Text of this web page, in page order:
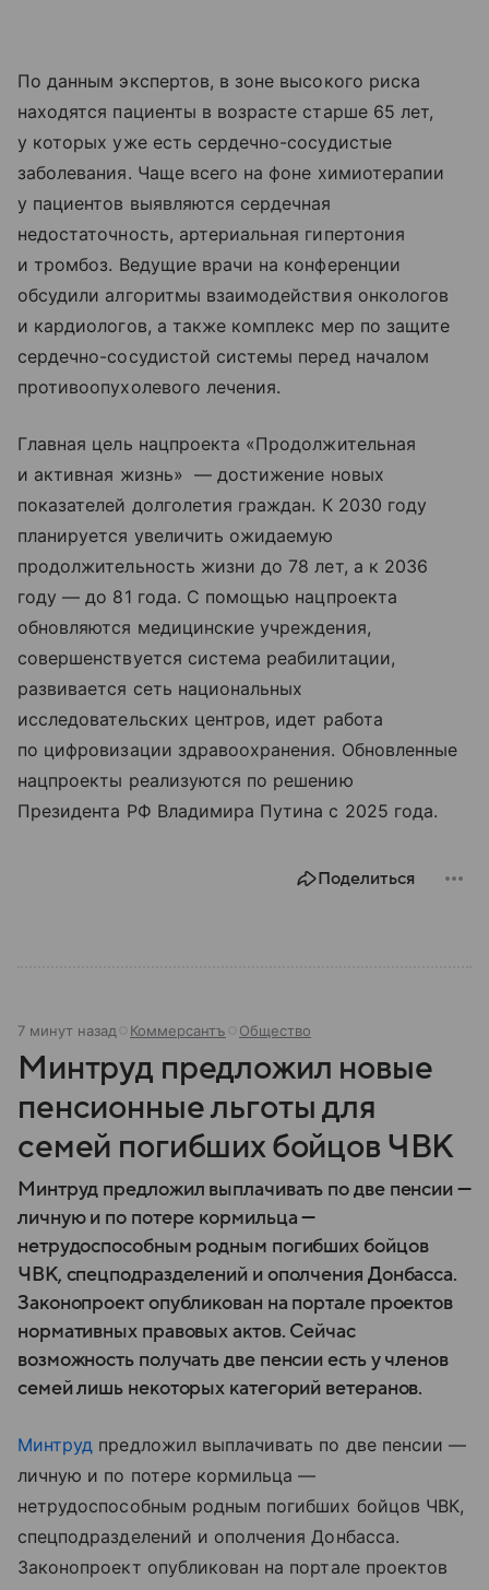
По данным экспертов, в зоне высокого риска
находятся пациенты в возрасте старше 65 лет,
у которых уже есть сердечно-сосудистые
заболевания. Чаще всего на фоне химиотерапии
у пациентов выявляются сердечная
недостаточность, артериальная гипертония
и тромбоз. Ведущие врачи на конференции
обсудили алгоритмы взаимодействия онкологов
и кардиологов, а также комплекс мер по защите
сердечно-сосудистой системы перед началом
противоопухолевого лечения.
Главная цель нацпроекта «Продолжительная
и активная жизнь» — достижение новых
показателей долголетия граждан. К 2030 году
планируется увеличить ожидаемую
продолжительность жизни до 78 лет, а к 2036
году — до 81 года. С помощью нацпроекта
обновляются медицинские учреждения,
совершенствуется система реабилитации,
развивается сеть национальных
исследовательских центров, идет работа
по цифровизации здравоохранения. Обновленные
нацпроекты реализуются по решению
Президента РФ Владимира Путина с 2025 года.
Поделиться
7 минут назад Коммерсантъ Общество
Минтруд предложил новые
пенсионные льготы для
семей погибших бойцов ЧВК
Минтруд предложил выплачивать по две пенсии —
личную и по потере кормильца —
нетрудоспособным родным погибших бойцов
ЧВК, спецподразделений и ополчения Донбасса.
Законопроект опубликован на портале проектов
нормативных правовых актов. Сейчас
возможность получать две пенсии есть у членов
семей лишь некоторых категорий ветеранов.
Минтруд предложил выплачивать по две пенсии —
личную и по потере кормильца —
нетрудоспособным родным погибших бойцов ЧВК,
спецподразделений и ополчения Донбасса.
Законопроект опубликован на портале проектов